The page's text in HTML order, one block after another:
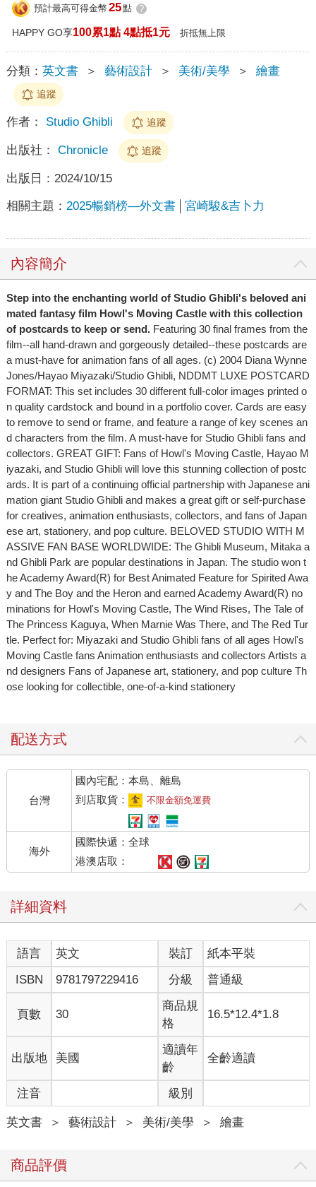
預計最高可得金幣 25點 ?
HAPPY GO享100累1點 4點抵1元 折抵無上限
分類： 英文書 ＞ 藝術設計 ＞ 美術/美學 ＞ 繪畫
追蹤
作者： Studio Ghibli 追蹤
出版社： Chronicle 追蹤
出版日： 2024/10/15
相關主題： 2025暢銷榜—外文書 宮崎駿&吉卜力
內容簡介
Step into the enchanting world of Studio Ghibli's beloved ani
mated fantasy film Howl's Moving Castle with this collection
of postcards to keep or send.Featuring 30 final frames from the
film--all hand-drawn and gorgeously detailed--these postcards are
a must-have for animation fans of all ages. (c) 2004 Diana Wynne
Jones/Hayao Miyazaki/Studio Ghibli, NDDMT LUXE POSTCARD
FORMAT: This set includes 30 different full-color images printed o
n quality cardstock and bound in a portfolio cover. Cards are easy
to remove to send or frame, and feature a range of key scenes an
d characters from the film. A must-have for Studio Ghibli fans and
collectors. GREAT GIFT: Fans of Howl's Moving Castle, Hayao M
iyazaki, and Studio Ghibli will love this stunning collection of postc
ards. It is part of a continuing official partnership with Japanese ani
mation giant Studio Ghibli and makes a great gift or self-purchase
for creatives, animation enthusiasts, collectors, and fans of Japan
ese art, stationery, and pop culture. BELOVED STUDIO WITH M
ASSIVE FAN BASE WORLDWIDE: The Ghibli Museum, Mitaka a
nd Ghibli Park are popular destinations in Japan. The studio won t
he Academy Award(R) for Best Animated Feature for Spirited Awa
y and The Boy and the Heron and earned Academy Award(R) no
minations for Howl's Moving Castle, The Wind Rises, The Tale of
The Princess Kaguya, When Marnie Was There, and The Red Tur
tle. Perfect for: Miyazaki and Studio Ghibli fans of all ages Howl's
Moving Castle fans Animation enthusiasts and collectors Artists a
nd designers Fans of Japanese art, stationery, and pop culture Th
ose looking for collectible, one-of-a-kind stationery
配送方式
台灣
國內宅配：本島、離島
到店取貨：
不限金額免運費
海外
國際快遞：全球
港澳店取：
詳細資料
語言 英文 裝訂
紙本平裝
ISBN
9781797229416 分級 普通級
頁數 30
商品規
格
16.5*12.4*1.8
出版地 美國
適讀年
齡
全齡適讀
注音 級別
英文書 ＞ 藝術設計 ＞ 美術/美學 ＞ 繪畫
商品評價